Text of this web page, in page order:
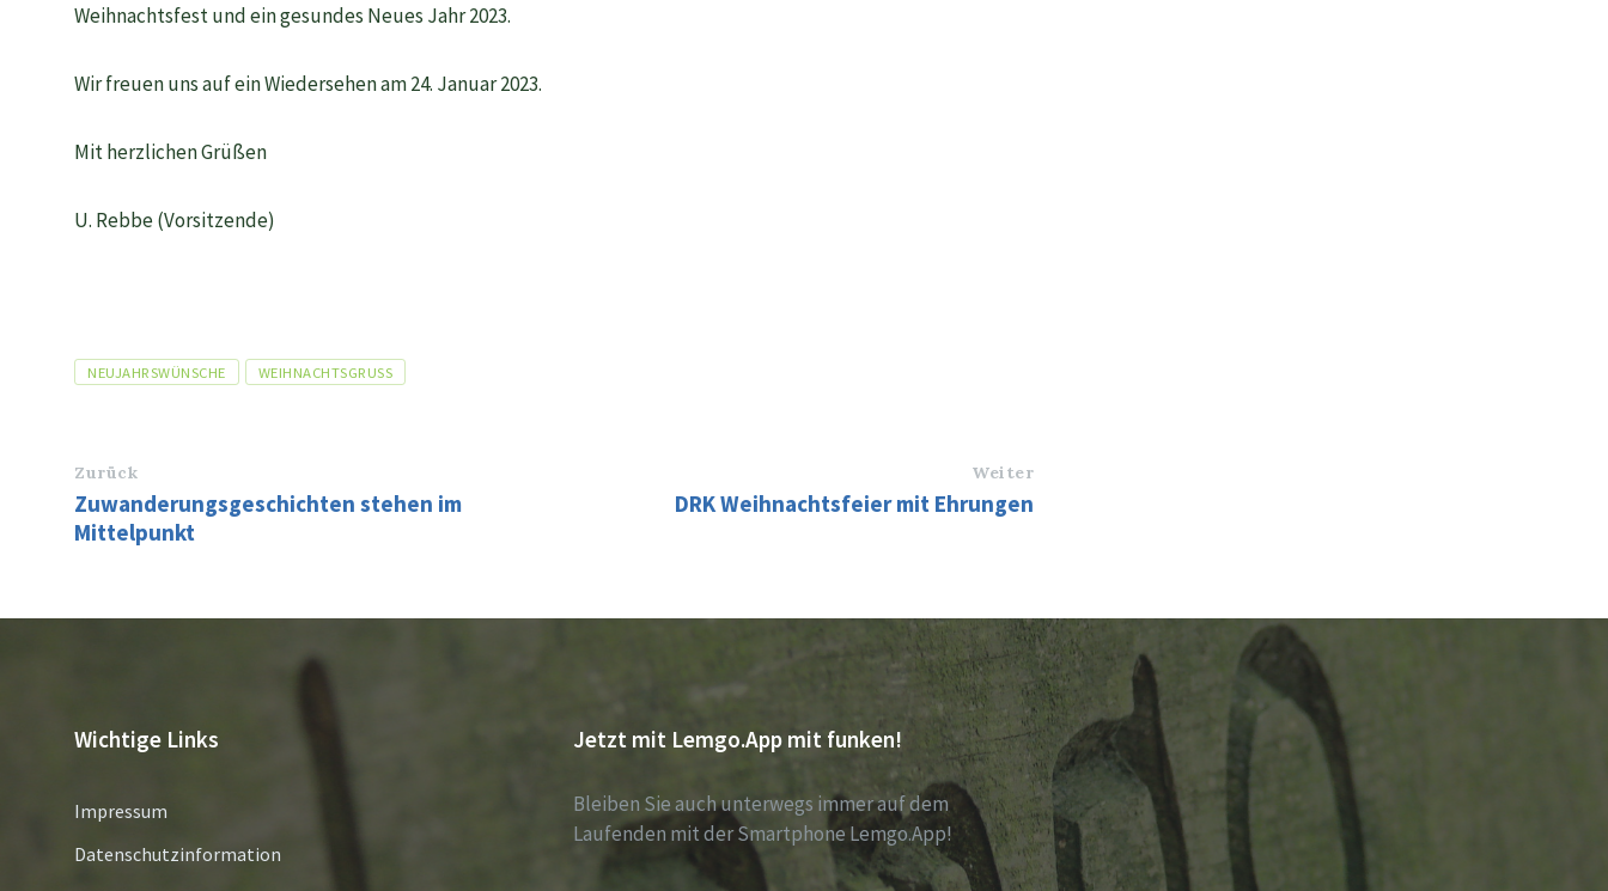
Weihnachtsfest und ein gesundes Neues Jahr 2023.
Wir freuen uns auf ein Wiedersehen am 24. Januar 2023.
Mit herzlichen Grüßen
U. Rebbe (Vorsitzende)
Tags
NEUJAHRSWÜNSCHE WEIHNACHTSGRUSS
Zurück
Zuwanderungsgeschichten stehen im
Mittelpunkt
Weiter
DRK Weihnachtsfeier mit Ehrungen
Wichtige Links
Impressum
Datenschutzinformation
Jetzt mit Lemgo.App mit funken!
Bleiben Sie auch unterwegs immer auf dem
Laufenden mit der Smartphone Lemgo.App!